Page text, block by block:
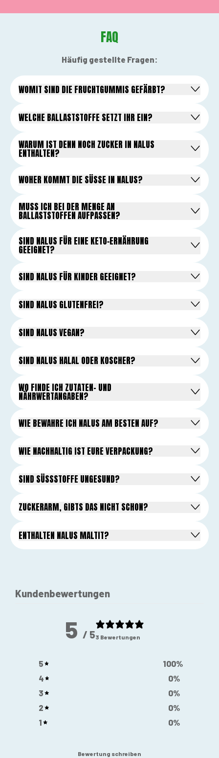
FAQ
Häufig gestellte Fragen:
WOMIT SIND DIE FRUCHTGUMMIS GEFÄRBT?
WELCHE BALLASTSTOFFE SETZT IHR EIN?
WARUM IST DENN NOCH ZUCKER IN NALUS
ENTHALTEN?
WOHER KOMMT DIE SÜSSE IN NALUS?
MUSS ICH BEI DER MENGE AN
BALLASTSTOFFEN AUFPASSEN?
SIND NALUS FÜR EINE KETO‑ERNÄHRUNG
GEEIGNET?
SIND NALUS FÜR KINDER GEEIGNET?
SIND NALUS GLUTENFREI?
SIND NALUS VEGAN?
SIND NALUS HALAL ODER KOSCHER?
WO FINDE ICH ZUTATEN- UND
NÄHRWERTANGABEN?
WIE BEWAHRE ICH NALUS AM BESTEN AUF?
WIE NACHHALTIG IST EURE VERPACKUNG?
SIND SÜSSSTOFFE UNGESUND?
ZUCKERARM, GIBTS DAS NICHT SCHON?
ENTHALTEN NALUS MALTIT?
Kundenbewertungen
5 / 53 Bewertungen
5 100%
4
0%
3
0%
2
0%
1
0%
Bewertung schreiben